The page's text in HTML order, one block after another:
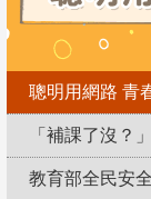
聰明用網路 青
「補課了沒？
教育部全民安